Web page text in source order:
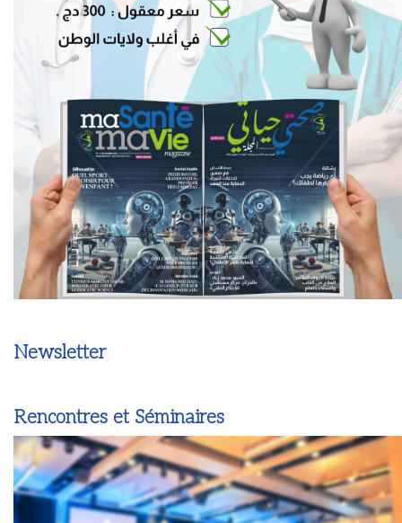
Newsletter
Rencontres et Séminaires